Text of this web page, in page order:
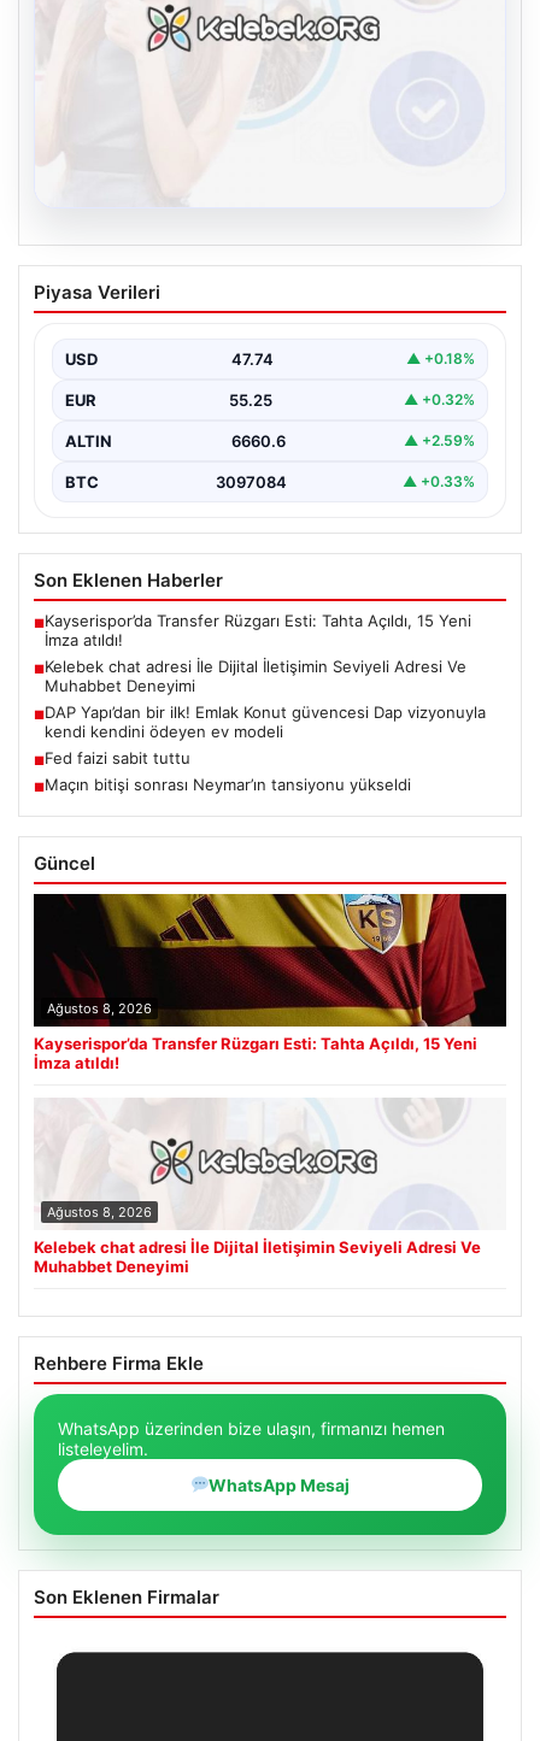
Kelebek chat adresi İle Dijital İletişimin
Seviyeli Adresi Ve Muhabbet Deneyimi
kurması ciddi bir hassasiyet barındırmaktadır. Güncel
olarak…
Piyasa Verileri
USD 47.74 ▲ +0.18%
EUR 55.25 ▲ +0.32%
ALTIN 6660.6 ▲ +2.59%
BTC 3097084 ▲ +0.33%
Son Eklenen Haberler
■Kayserispor’da Transfer Rüzgarı Esti: Tahta Açıldı, 15 Yeni
İmza atıldı!
■Kelebek chat adresi İle Dijital İletişimin Seviyeli Adresi Ve
Muhabbet Deneyimi
■DAP Yapı’dan bir ilk! Emlak Konut güvencesi Dap vizyonuyla
kendi kendini ödeyen ev modeli
■Fed faizi sabit tuttu
■Maçın bitişi sonrası Neymar’ın tansiyonu yükseldi
Güncel
Ağustos 8, 2026
Kayserispor’da Transfer Rüzgarı Esti: Tahta Açıldı, 15 Yeni
İmza atıldı!
Ağustos 8, 2026
Kelebek chat adresi İle Dijital İletişimin Seviyeli Adresi Ve
Muhabbet Deneyimi
Rehbere Firma Ekle
WhatsApp üzerinden bize ulaşın, firmanızı hemen
listeleyelim.
WhatsApp Mesaj
Son Eklenen Firmalar